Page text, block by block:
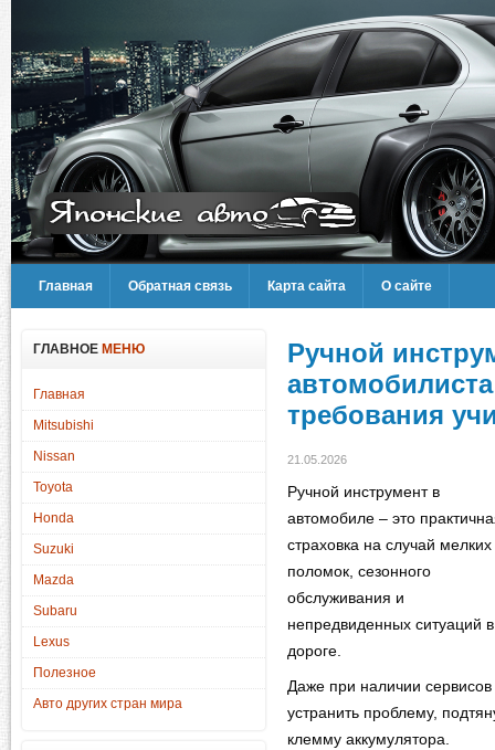
Главная Обратная связь Карта сайта О сайте
ГЛАВНОЕ МЕНЮ
Главная
Mitsubishi
Nissan
Toyota
Honda
Suzuki
Mazda
Subaru
Lexus
Полезное
Авто других стран мира
Ручной
требования
21.05.2026
Ручной инструмент в
автомобиле – это
страховка на случай мелких
поломок, сезонного
обслуживания и
непредвиденных ситуаций в
дороге.
Даже при наличии
устранить проблему,
клемму аккумулятора.